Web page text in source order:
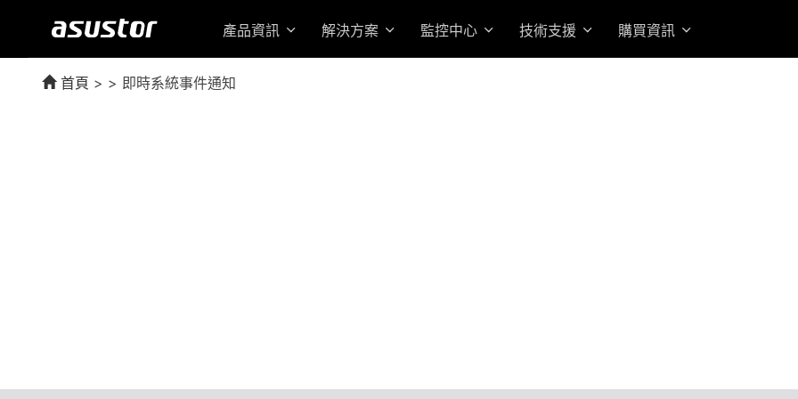
產品資訊 解決方案 監控中心 技術支援 購買資訊
首頁 > > 即時系統事件通知